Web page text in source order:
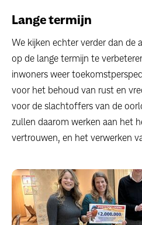
Lange termijn
We kijken echter verder dan de
op de lange termijn te
inwoners weer
voor het behoud van rust en
voor de slachtoffers van de
zullen daarom werken aan het
vertrouwen, en het verwerken